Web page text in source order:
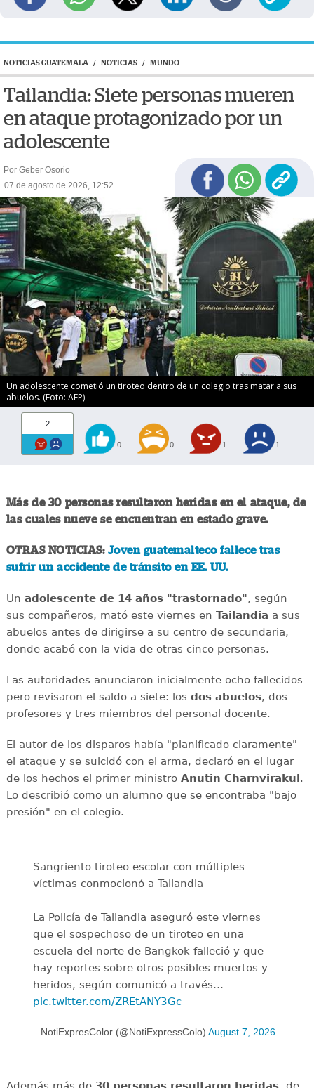
NOTICIAS GUATEMALA / NOTICIAS / MUNDO
Tailandia: Siete personas mueren
en ataque protagonizado por un
adolescente
Por Geber Osorio
07 de agosto de 2026, 12:52
Un adolescente cometió un tiroteo dentro de un colegio tras matar a sus
abuelos. (Foto: AFP)
2
0 0 1 1
Más de 30 personas resultaron heridas en el ataque, de
las cuales nueve se encuentran en estado grave.
OTRAS NOTICIAS: Joven guatemalteco fallece tras
sufrir un accidente de tránsito en EE. UU.
Un adolescente de 14 años "trastornado", según
sus compañeros, mató este viernes en Tailandia a sus
abuelos antes de dirigirse a su centro de secundaria,
donde acabó con la vida de otras cinco personas.
Las autoridades anunciaron inicialmente ocho fallecidos
pero revisaron el saldo a siete: los dos abuelos, dos
profesores y tres miembros del personal docente.
El autor de los disparos había "planificado claramente"
el ataque y se suicidó con el arma, declaró en el lugar
de los hechos el primer ministro Anutin Charnvirakul.
Lo describió como un alumno que se encontraba "bajo
presión" en el colegio.
Sangriento tiroteo escolar con múltiples
víctimas conmocionó a Tailandia
La Policía de Tailandia aseguró este viernes
que el sospechoso de un tiroteo en una
escuela del norte de Bangkok falleció y que
hay reportes sobre otros posibles muertos y
heridos, según comunicó a través…
pic.twitter.com/ZREtANY3Gc
— NotiExpresColor (@NotiExpressColo) August 7, 2026